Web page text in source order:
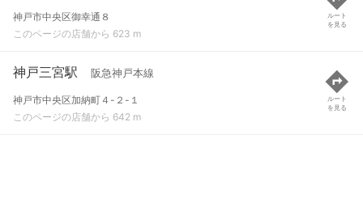
神戸市中央区御幸通８
このページの店舗から 623 m
ルート
を見る
神戸三宮駅 阪急神戸本線
神戸市中央区加納町４-２-１
このページの店舗から 642 m
ルート
を見る